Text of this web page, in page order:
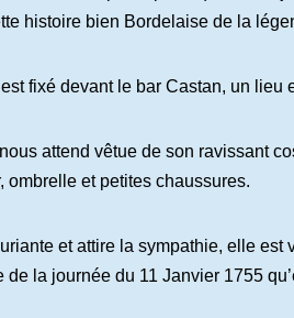
histoire bien Bordelaise de la
fixé devant le bar Castan, un
attend vêtue de son ravissant
ombrelle et petites chaussures.
et attire la sympathie, elle
de la journée du 11 Janvier 1755